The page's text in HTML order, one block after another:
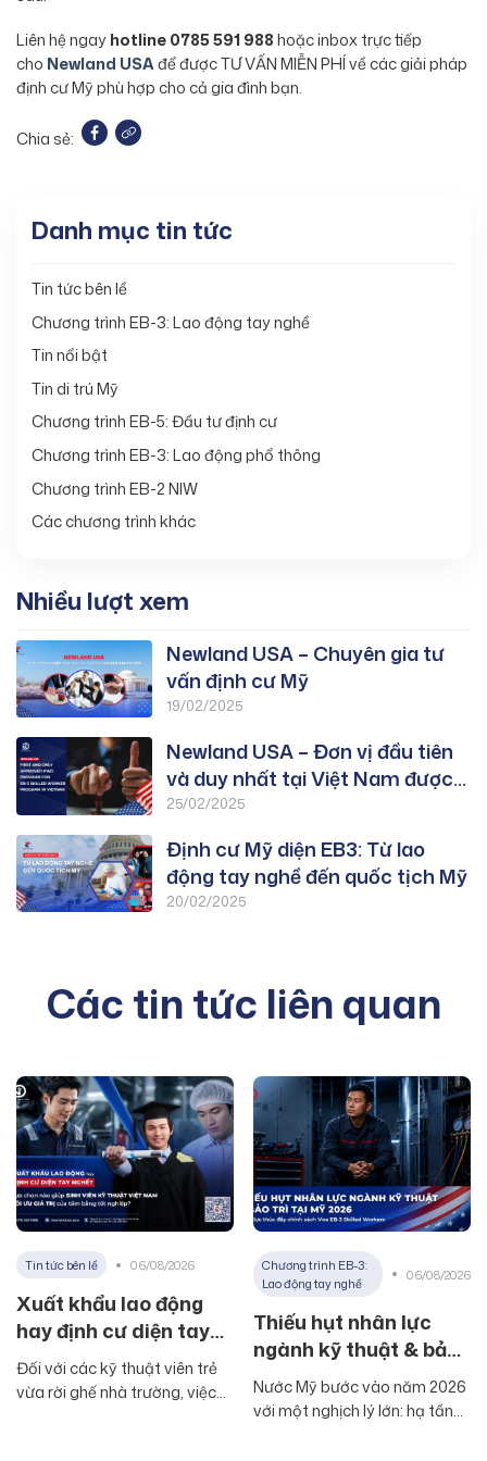
Liên hệ ngayhotline 0785 591 988hoặc inbox trực tiếp
cho Newland USAđể được TƯ VẤN MIỄN PHÍ về các giải pháp
định cư Mỹ phù hợp cho cả gia đình bạn.
Chia sẻ:
Danh mục tin tức
Tin tức bên lề
Chương trình EB-3: Lao động tay nghề
Tin nổi bật
Tin di trú Mỹ
Chương trình EB-5: Đầu tư định cư
Chương trình EB-3: Lao động phổ thông
Chương trình EB-2 NIW
Các chương trình khác
Nhiều lượt xem
Newland USA – Chuyên gia tư
vấn định cư Mỹ
19/02/2025
Newland USA – Đơn vị đầu tiên
và duy nhất tại Việt Nam được
duyệt PWD chương trình EB-3:
25/02/2025
Định cư Mỹ diện EB3: Từ lao
động tay nghề đến quốc tịch Mỹ
20/02/2025
Các tin tức liên quan
Tin tức bên lề 06/08/2026
Xuất khẩu lao động
hay định cư diện tay
nghề? Lựa chọn nào
giúp sinh viên kỹ thuật
Đối với các kỹ thuật viên trẻ
vừa rời ghế nhà trường, việc
Chương trình EB-3:
Lao động tay nghề
06/08/2026
Thiếu hụt nhân lực
ngành kỹ thuật & bảo
trì tại Mỹ 2026: Động
lực thúc đẩy chính
Nước Mỹ bước vào năm 2026
với một nghịch lý lớn: hạ tầng,